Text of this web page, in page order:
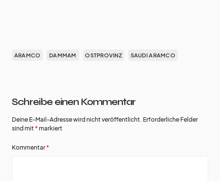
ARAMCO DAMMAM OSTPROVINZ SAUDI ARAMCO
Schreibe einen Kommentar
Deine E-Mail-Adresse wird nicht veröffentlicht. Erforderliche Felder
sind mit * markiert
Kommentar *